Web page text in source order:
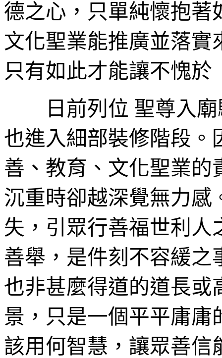
德之心，只單純懷抱著
文化聖業能推廣並落
只有如此才能讓不愧
日前列位 聖尊入廟
也進入細部裝修階段。
善、教育、文化聖業的
沉重時卻越深覺無力感
失，引眾行善福世利人
善舉，是件刻不容緩之
也非甚麼得道的道長或
景，只是一個平平庸庸
該用何智慧，讓眾善信